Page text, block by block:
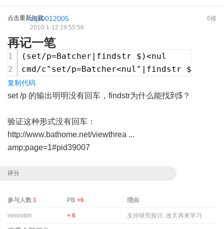
点击重新加载 6楼
zqz0012005
2010-1-12 19:55:56
再记一笔
(set/p=Batcher|findstr $)<nul
cmd/c"set/p=Batcher<nul"|findstr $
复制代码
set /p 的输出明明没有回车，findstr为什么能找到$？
验证这种形式没有回车：
http://www.bathome.net/viewthrea ...
amp;page=1#pid39007
评分
参与人数 1 PB+6 理由
neorobin + 6 支持研究探讨, 改天再来学习